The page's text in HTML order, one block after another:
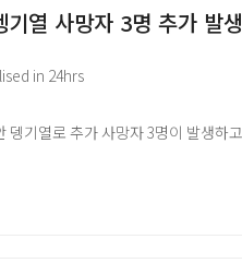
)을 통해 확인할 수 있습니다.
열 사망자 3명 추가 발
in 24hrs
기열로 추가 사망자 3명이 발생
환자였으며 현재 3,102명의 환자